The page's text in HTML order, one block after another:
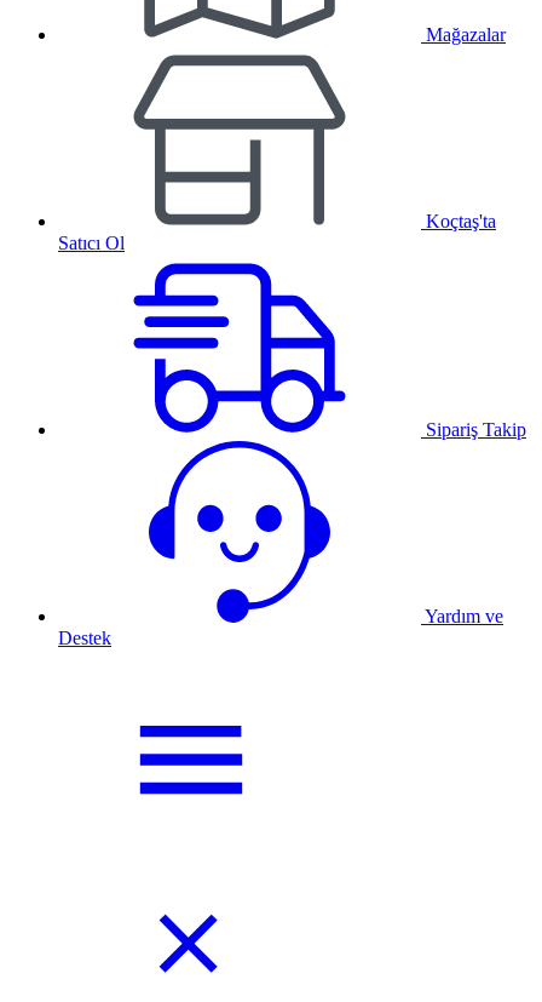
Mağazalar
Koçtaş'ta
Satıcı Ol
Sipariş Takip
Yardım ve
Destek